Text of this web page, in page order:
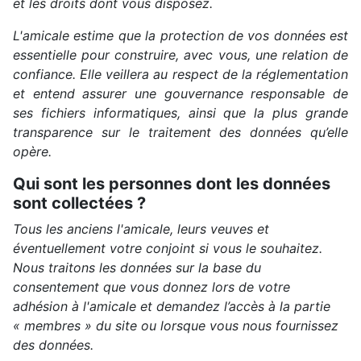
et les droits dont vous disposez.
L'amicale estime que la protection de vos données est
essentielle pour construire, avec vous, une relation de
confiance. Elle veillera au respect de la réglementation
et entend assurer une gouvernance responsable de
ses fichiers informatiques, ainsi que la plus grande
transparence sur le traitement des données qu’elle
opère.
Qui sont les personnes dont les données
sont collectées ?
Tous les anciens l'amicale, leurs veuves et
éventuellement votre conjoint si vous le souhaitez.
Nous traitons les données sur la base du
consentement que vous donnez lors de votre
adhésion à l'amicale et demandez l’accès à la partie
« membres » du site ou lorsque vous nous fournissez
des données.